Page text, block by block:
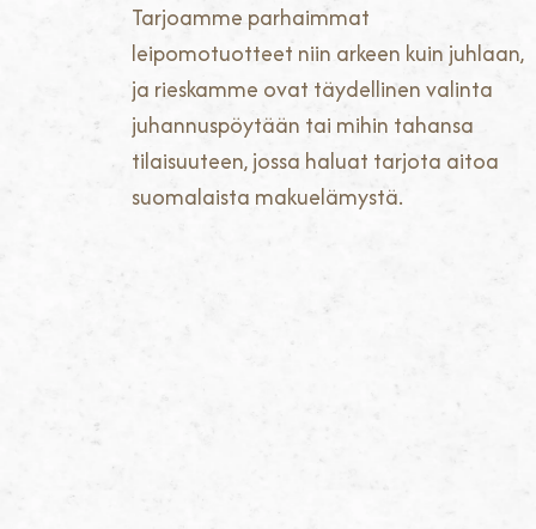
Tarjoamme parhaimmat
leipomotuotteet niin arkeen kuin juhlaan,
ja rieskamme ovat täydellinen valinta
juhannuspöytään tai mihin tahansa
tilaisuuteen, jossa haluat tarjota aitoa
suomalaista makuelämystä.